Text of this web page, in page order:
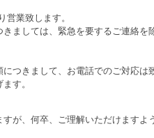
り営業致します。
しては、緊急を要するご連絡を
きまして、お電話でのご対応は
す。
、何卒、ご理解いただけますよ